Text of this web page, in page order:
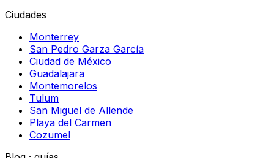
Ciudades
Monterrey
San Pedro Garza García
Ciudad de México
Guadalajara
Montemorelos
Tulum
San Miguel de Allende
Playa del Carmen
Cozumel